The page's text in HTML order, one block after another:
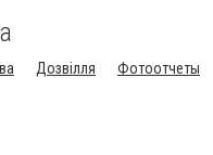
Дозвілля Фотоотчеты